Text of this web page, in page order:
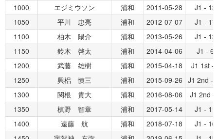
1000
エジミウソン 浦和 2011-05-28
J1 - 13
1050
平川 忠亮 浦和 2012-07-07
J1 - 17
1100
柏木 陽介 浦和 2013-05-26
J1 - 13
1150
鈴木 啓太 浦和 2014-04-06
J1 - 6
1200
武藤 雄樹 浦和 2015-04-18
J1 1st -
1250
興梠 慎三 浦和 2015-09-26 J1 2nd -
1300
関根 貴大 浦和 2016-08-06
J1 2nd -
1350
槙野 智章 浦和 2017-05-14
J1 - 11
1400
遠藤 航 浦和 2018-07-18
J1 - 16